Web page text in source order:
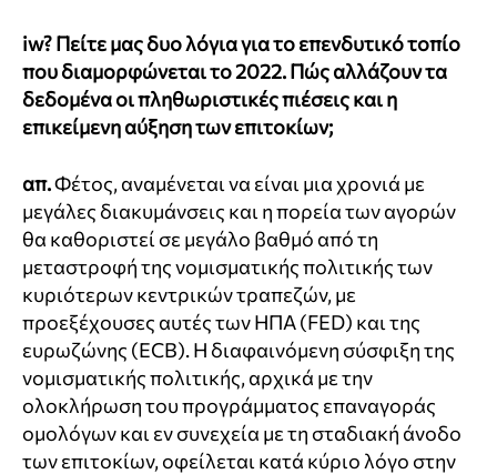
iw?Πείτε μας δυο λόγια για το επενδυτικό τοπίο
που διαμορφώνεται το 2022. Πώς αλλάζουν τα
δεδομένα οι πληθωριστικές πιέσεις και η
επικείμενη αύξηση των επιτοκίων;
απ.Φέτος, αναμένεται να είναι μια χρονιά με
μεγάλες διακυμάνσεις και η πορεία των αγορών
θα καθοριστεί σε μεγάλο βαθμό από τη
μεταστροφή της νομισματικής πολιτικής των
κυριότερων κεντρικών τραπεζών, με
προεξέχουσες αυτές των ΗΠΑ (FED) και της
ευρωζώνης (ECB). Η διαφαινόμενη σύσφιξη της
νομισματικής πολιτικής, αρχικά με την
ολοκλήρωση του προγράμματος επαναγοράς
ομολόγων και εν συνεχεία με τη σταδιακή άνοδο
των επιτοκίων, οφείλεται κατά κύριο λόγο στην